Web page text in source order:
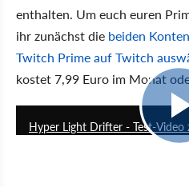
enthalten. Um euch euren
ihr zunächst die beiden
Twitch Prime auf Twitch
kostet 7,99 Euro im Monat
Hyper Light Drifter - Test-